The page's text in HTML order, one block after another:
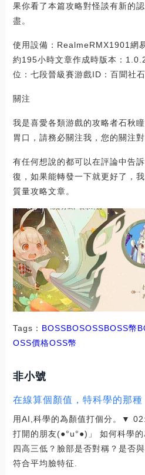
果你看了本篇攻略對怪談有新的
盡。
使用設備：RealmeRMX1901網
約195小時文章作成時版本：
位：七段晉級賽游戲ID：百聞社
關注
我是喜愛各類游戲的攻略者石秋
胃口，請務必關注我，您的關注對
有任何想說的都可以在評論中告
復，如果能轉發一下就更好了，
質量攻略文章。
Tags： BOSSBOSOSSBOSS幣
OSS價格OSS幣
非小號
在線算個顏值，特科學的那
用AI,科學的為顏值打個分。▼
打開的朋友(●°u°●)」 如何科學的
四高三低？臉部是否對稱？是否
符合平均臉特征.